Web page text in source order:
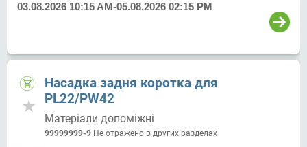
03.08.2026 10:15 AM-05.08.2026 02:15 PM
Насадка задня коротка для
PL22/PW42
Матеріали допоміжні
99999999-9 Не отражено в других разделах